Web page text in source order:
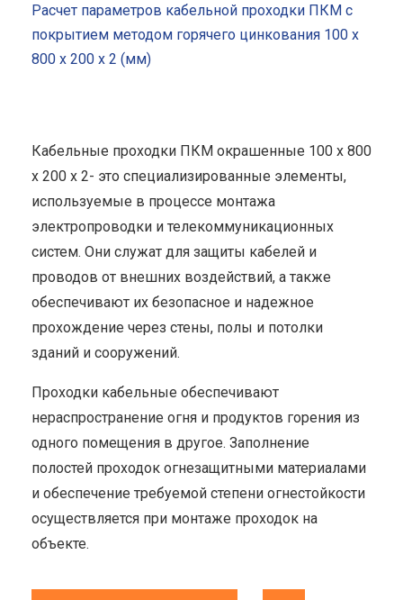
Расчет параметров кабельной проходки ПКМ с
покрытием методом горячего цинкования 100 x
800 x 200 x 2 (мм)
Кабельные проходки ПКМ окрашенные 100 x 800
x 200 x 2- это специализированные элементы,
используемые в процессе монтажа
электропроводки и телекоммуникационных
систем. Они служат для защиты кабелей и
проводов от внешних воздействий, а также
обеспечивают их безопасное и надежное
прохождение через стены, полы и потолки
зданий и сооружений.
Проходки кабельные обеспечивают
нераспространение огня и продуктов горения из
одного помещения в другое. Заполнение
полостей проходок огнезащитными материалами
и обеспечение требуемой степени огнестойкости
осуществляется при монтаже проходок на
объекте.